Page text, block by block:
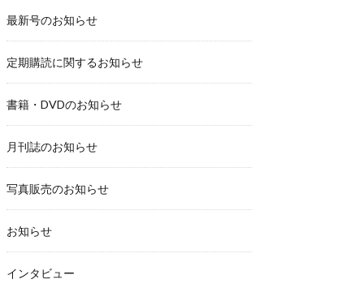
最新号のお知らせ
定期購読に関するお知らせ
書籍・DVDのお知らせ
月刊誌のお知らせ
写真販売のお知らせ
お知らせ
インタビュー